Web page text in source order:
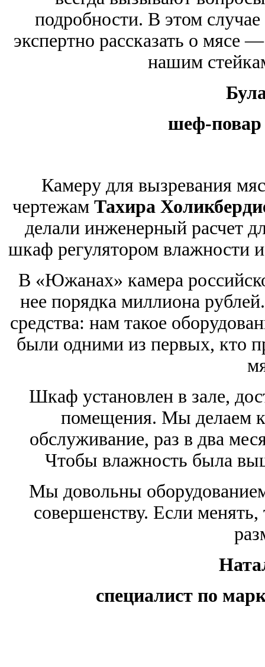
подробности. В этом
экспертно рассказать о мясе
нашим
шеф-повар
Камеру для вызревания
чертежам Тахира
делали инженерный расчет
шкаф регулятором влажности
В «Южанах» камера
нее порядка миллиона
средства: нам такое
были одними из первых, кто
Шкаф установлен в зале,
помещения. Мы делаем
обслуживание, раз в два
Чтобы влажность была
Мы довольны
совершенству. Если
специалист по